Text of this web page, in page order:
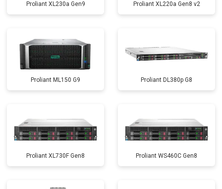
Proliant XL230a Gen9 Proliant XL220a Gen8 v2
Proliant ML150 G9 Proliant DL380p G8
Proliant XL730F Gen8 Proliant WS460C Gen8